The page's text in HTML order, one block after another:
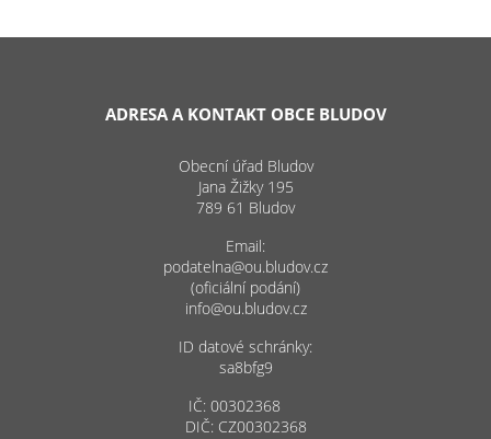
ADRESA A KONTAKT OBCE BLUDOV
Obecní úřad Bludov
Jana Žižky 195
789 61 Bludov
Email:
podatelna@ou.bludov.cz
(oficiální podání)
info@ou.bludov.cz
ID datové schránky:
sa8bfg9
IČ: 00302368
DIČ: CZ00302368